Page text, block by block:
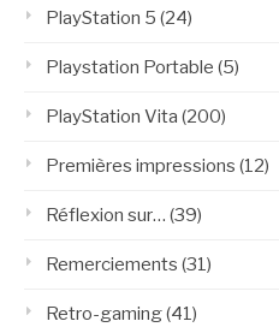
PlayStation 5 (24)
Playstation Portable (5)
PlayStation Vita (200)
Premières impressions (12)
Réflexion sur… (39)
Remerciements (31)
Retro-gaming(41)